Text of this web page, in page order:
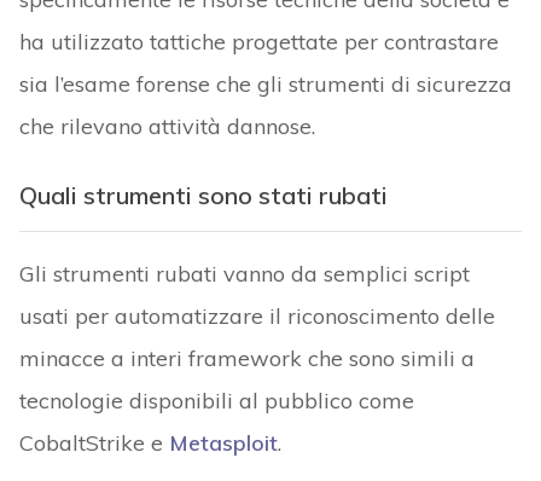
ha utilizzato tattiche progettate per contrastare
sia l’esame forense che gli strumenti di sicurezza
che rilevano attività dannose.
Quali strumenti sono stati rubati
Gli strumenti rubati vanno da semplici script
usati per automatizzare il riconoscimento delle
minacce a interi framework che sono simili a
tecnologie disponibili al pubblico come
CobaltStrike e Metasploit.